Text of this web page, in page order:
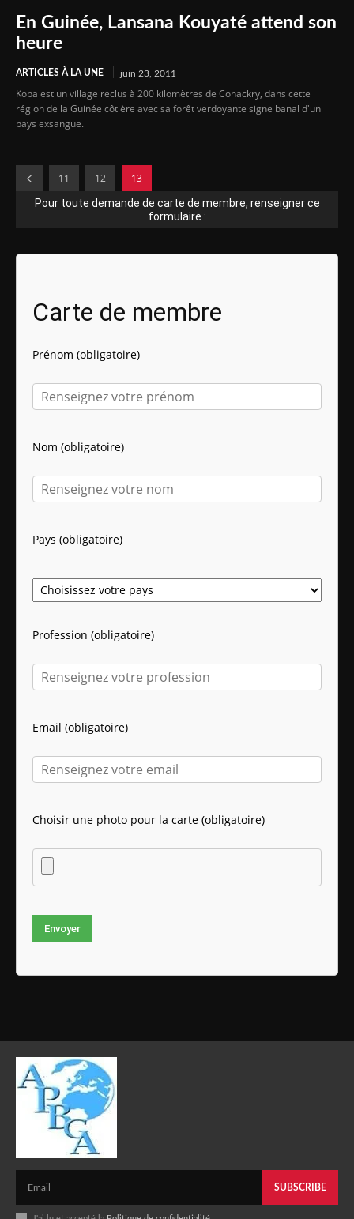
En Guinée, Lansana Kouyaté attend son
heure
ARTICLES À LA UNE juin 23, 2011
Koba est un village reclus à 200 kilomètres de Conackry, dans cette
région de la Guinée côtière avec sa forêt verdoyante signe banal d'un
pays exsangue.
11 12 13
Pour toute demande de carte de membre, renseigner ce
formulaire :
Carte de membre
Prénom (obligatoire)
Nom (obligatoire)
Pays (obligatoire)
Profession (obligatoire)
Email (obligatoire)
Choisir une photo pour la carte (obligatoire)
SUBSCRIBE